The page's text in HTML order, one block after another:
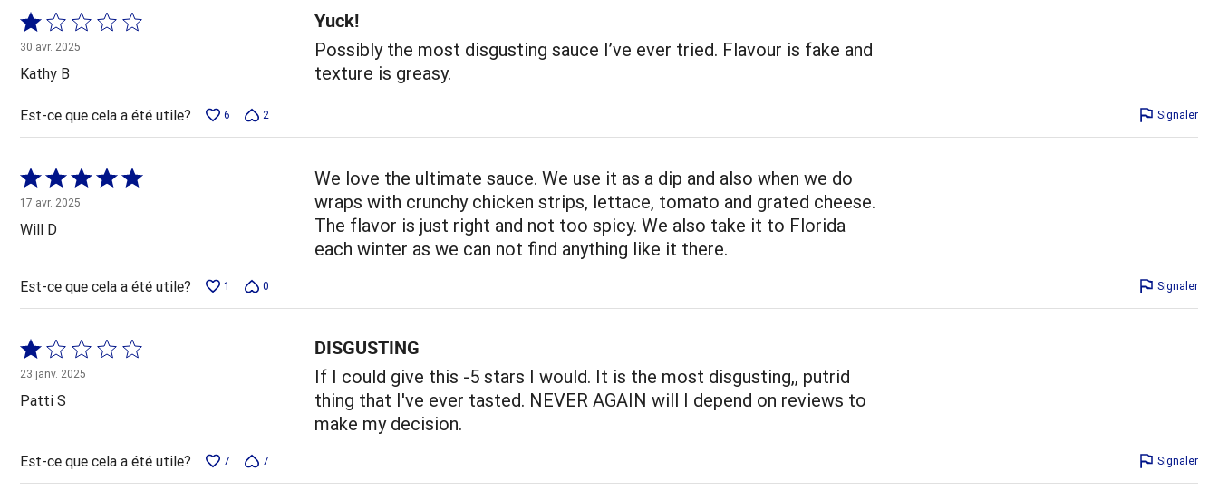
Coté
1 sur
5
30 avr. 2025
Kathy B
Yuck!
Possibly the most disgusting sauce I’ve ever tried. Flavour is fake and
texture is greasy.
Est-ce que cela a été utile? 6 2 Signaler
Coté
5 sur
5
17 avr. 2025
Will D
We love the ultimate sauce. We use it as a dip and also when we do
wraps with crunchy chicken strips, lettace, tomato and grated cheese.
The flavor is just right and not too spicy. We also take it to Florida
each winter as we can not find anything like it there.
Est-ce que cela a été utile? 1 0 Signaler
Coté
1 sur
5
23 janv. 2025
Patti S
DISGUSTING
If I could give this -5 stars I would. It is the most disgusting,, putrid
thing that I've ever tasted. NEVER AGAIN will I depend on reviews to
make my decision.
Est-ce que cela a été utile? 7 7 Signaler